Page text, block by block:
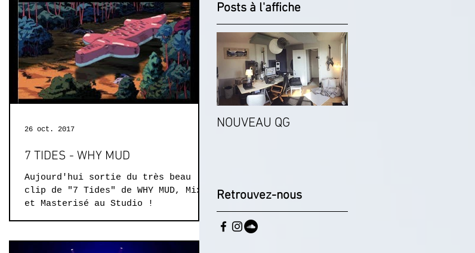
7 TIDES - WHY MUD
Aujourd'hui sortie du très beau
clip de "7 Tides" de WHY MUD, Mixé
et Masterisé au Studio !
26 oct. 2017
Posts à l'affiche
NOUVEAU QG
Retrouvez-nous